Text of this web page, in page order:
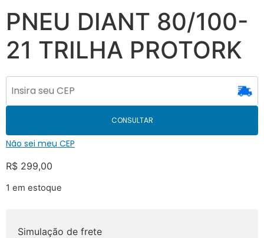
PNEU DIANT 80/100-
21 TRILHA PROTORK
CONSULTAR
Não sei meu CEP
R$ 299,00
1 em estoque
Simulação de frete